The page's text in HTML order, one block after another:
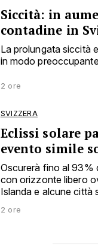
Siccità: in
contadine in
La prolungata siccità
in modo
2 ore
SVIZZERA
Eclissi solare
evento simile
Oscurerà fino al 93%
con orizzonte libero
Islanda e alcune città
2 ore